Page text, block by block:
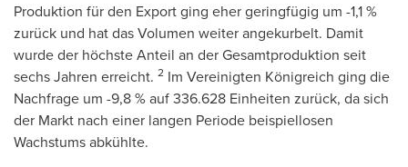
Produktion für den Export ging eher geringfügig um -1,1 %
zurück und hat das Volumen weiter angekurbelt. Damit
wurde der höchste Anteil an der Gesamtproduktion seit
sechs Jahren erreicht. 2 Im Vereinigten Königreich ging die
Nachfrage um -9,8 % auf 336.628 Einheiten zurück, da sich
der Markt nach einer langen Periode beispiellosen
Wachstums abkühlte.